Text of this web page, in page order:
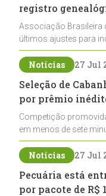
registro
Associação Brasileira
últimos ajustes para
de registros, abrindo
pecuária nacional
Notícias 27 Jul
Seleção de
por prêmio
Competição
em menos de sete
cabanhas na seleção
ao laço
Notícias 27 Jul
Pecuária está
por pacote de